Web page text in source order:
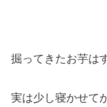
掘ってきたお芋は
実は少し寝かせて